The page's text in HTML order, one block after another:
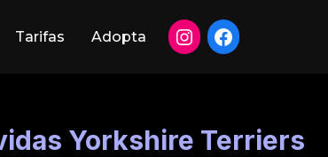
Tarifas Adopta
Yorkshire Terriers